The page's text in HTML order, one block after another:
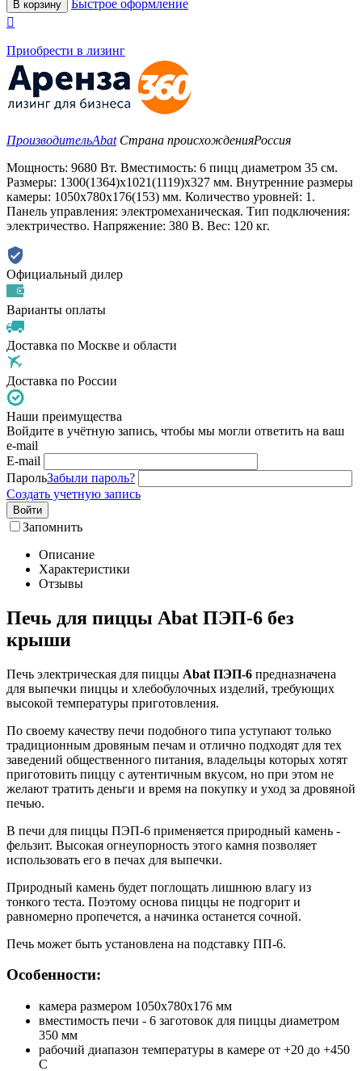
В корзину
Быстрое оформление

Приобрести в лизинг
ПроизводительAbat Страна происхожденияРоссия
Мощность: 9680 Вт. Вместимость: 6 пицц диаметром 35 см.
Размеры: 1300(1364)x1021(1119)x327 мм. Внутренние размеры
камеры: 1050x780x176(153) мм. Количество уровней: 1.
Панель управления: электромеханическая. Тип подключения:
электричество. Напряжение: 380 В. Вес: 120 кг.
Официальный дилер
Варианты оплаты
Доставка по Москве и области
Доставка по России
Наши преимущества
Войдите в учётную запись, чтобы мы могли ответить на ваш
e-mail
E-mail
ПарольЗабыли пароль?
Создать учетную запись
Войти
Запомнить
Описание
Характеристики
Отзывы
Печь для пиццы Abat ПЭП-6 без
крыши
Печь электрическая для пиццы Abat ПЭП-6 предназначена
для выпечки пиццы и хлебобулочных изделий, требующих
высокой температуры приготовления.
По своему качеству печи подобного типа уступают только
традиционным дровяным печам и отлично подходят для тех
заведений общественного питания, владельцы которых хотят
приготовить пиццу с аутентичным вкусом, но при этом не
желают тратить деньги и время на покупку и уход за дровяной
печью.
В печи для пиццы ПЭП-6 применяется природный камень -
фельзит. Высокая огнеупорность этого камня позволяет
использовать его в печах для выпечки.
Природный камень будет поглощать лишнюю влагу из
тонкого теста. Поэтому основа пиццы не подгорит и
равномерно пропечется, а начинка останется сочной.
Печь может быть установлена на подставку ПП-6.
Особенности:
камера размером 1050x780x176 мм
вместимость печи - 6 заготовок для пиццы диаметром
350 мм
рабочий диапазон температуры в камере от +20 до +450
С